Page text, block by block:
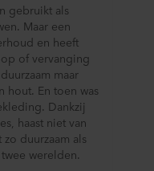
gebruikt als
Maar een
en heeft
of vervanging
maar
hout. En toen was
Dankzij
haast niet van
duurzaam als
werelden.